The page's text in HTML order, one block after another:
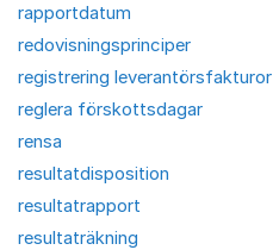
rapportdatum
redovisningsprinciper
registrering leverantörsfakturor
reglera förskottsdagar
rensa
resultatdisposition
resultatrapport
resultaträkning